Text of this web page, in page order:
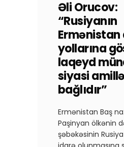
Əli Orucov:
“Rusiyanın
Ermənistan
yollarına
laqeyd
siyasi
bağlıdır”
Ermənistan Baş
Paşinyan ölkənin
şəbəkəsinin